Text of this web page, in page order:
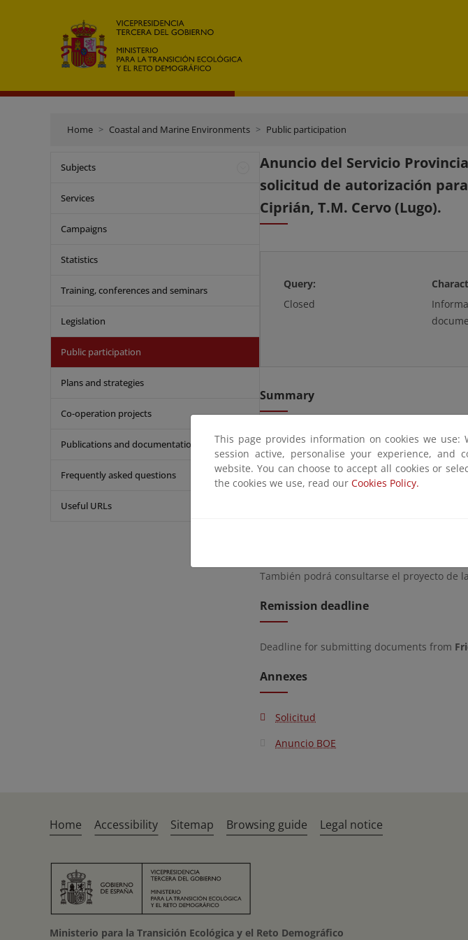
Home Coastal and Marine Environments Public participation
Subjects
Services
Campaigns
Statistics
Training, conferences and seminars
Legislation
Public participation
Plans and strategies
Co-operation projects
Publications and documentation
Frequently asked questions
Useful URLs
Anuncio del Servicio
solicitud de autorización
Ciprián, T.M. Cervo (Lugo).
Query:
Closed
Summary
De conformidad con lo dispuesto en el
de mayo, de protección y uso sostenible
152.8.b del Reglamento General de
de ocupación, durante 4 años, del
La documentación que sirve de base a la
(20) DÍAS HÁBILES, contados a partir
examinado en las oficinas de este Servicio
Servicio en Foz, edificio CENIMA, Avda.
También podrá consultarse el proyecto de
Remission deadline
Deadline for submitting documents from
Annexes
Solicitud
Anuncio BOE
This page provides information on cookies we
session active, personalise your experience, and
website. You can choose to accept all cookies or
the cookies we use, read our Cookies Policy.
Home Accessibility Sitemap Browsing guide Legal notice
Ministerio para la Transición Ecológica y el Reto Demográfico